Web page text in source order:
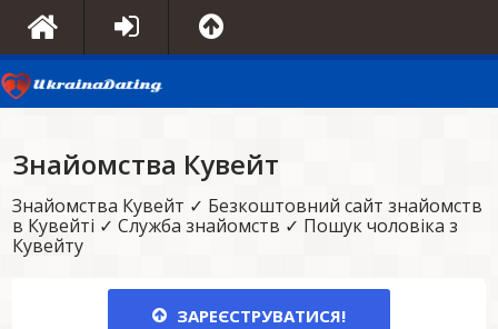
Знайомства Кувейт
Знайомства Кувейт ✓ Безкоштовний сайт знайомств
в Кувейті ✓ Служба знайомств ✓ Пошук чоловіка з
Кувейту
ЗАРЕЄСТРУВАТИСЯ!